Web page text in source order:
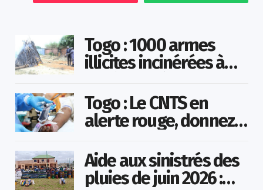
Togo : 1000 armes
illicites incinérées à
Togo : Le CNTS en
alerte rouge, donnez
sauver des vies !
Aide aux sinistrés des
pluies de juin 2026 :